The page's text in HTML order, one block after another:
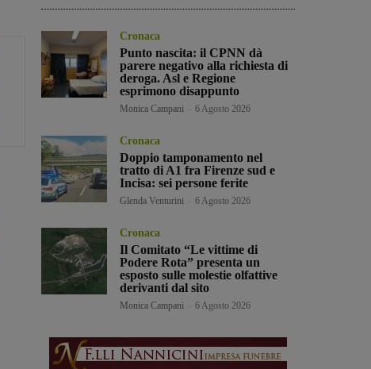
Cronaca
Punto nascita: il CPNN dà
parere negativo alla richiesta di
deroga. Asl e Regione
esprimono disappunto
Monica Campani 6 Agosto 2026
Cronaca
Doppio tamponamento nel
tratto di A1 fra Firenze sud e
Incisa: sei persone ferite
Glenda Venturini 6 Agosto 2026
Cronaca
Il Comitato “Le vittime di
Podere Rota” presenta un
esposto sulle molestie olfattive
derivanti dal sito
Monica Campani 6 Agosto 2026